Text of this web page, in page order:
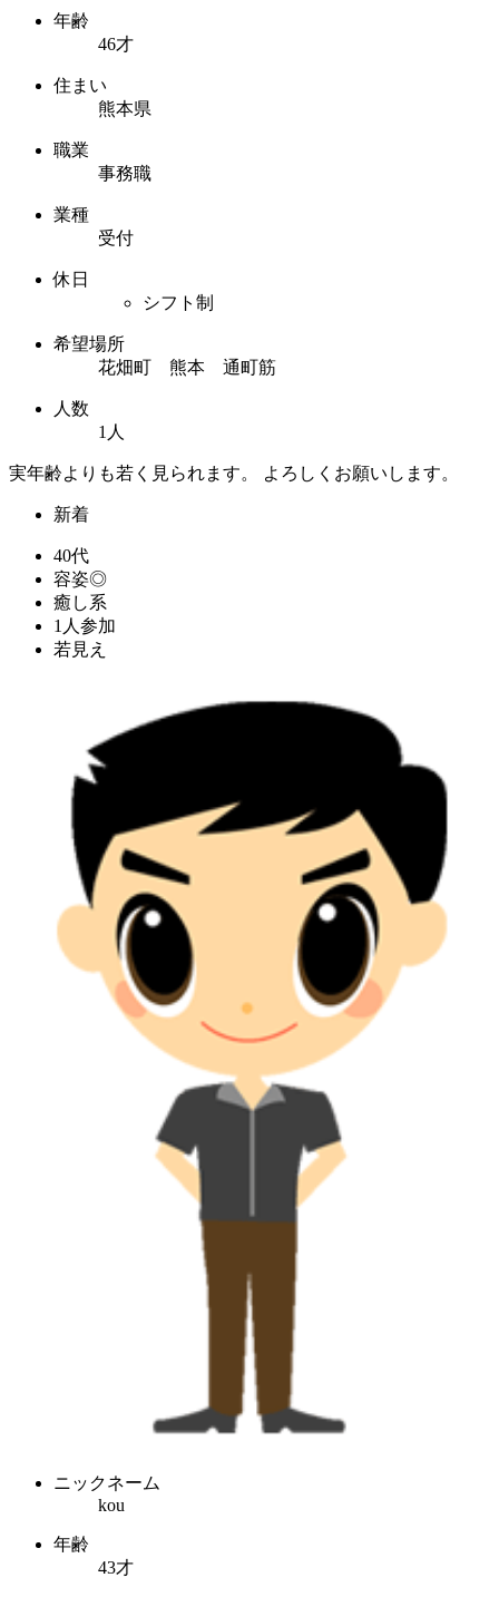
年齢
46才
住まい
熊本県
職業
事務職
業種
受付
休日
シフト制
希望場所
花畑町 熊本 通町筋
人数
1人
実年齢よりも若く見られます。 よろしくお願いします。
新着
40代
容姿◎
癒し系
1人参加
若見え
ニックネーム
kou
年齢
43才